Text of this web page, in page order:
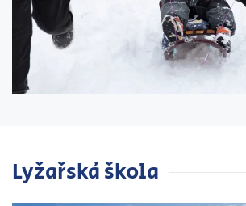
Lyžařská škola